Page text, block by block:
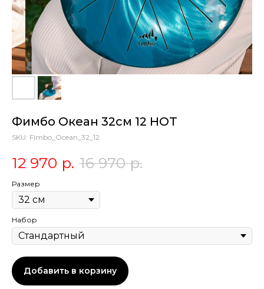
Фимбо Океан 32см 12 НОТ
SKU: Fimbo_Ocean_32_12
12 970 р. 16 970 р.
Размер
Набор
Добавить в корзину